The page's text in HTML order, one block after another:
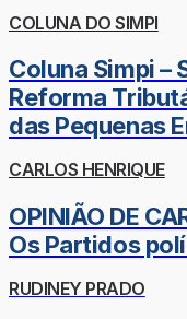
COLUNA DO SIMPI
Coluna Simpi –
Reforma
das Pequenas
CARLOS HENRIQUE
OPINIÃO DE
Os Partidos
RUDINEY PRADO